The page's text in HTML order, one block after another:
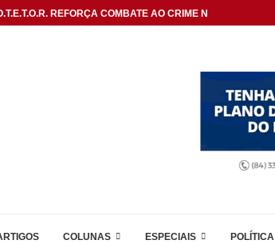
REFORÇA COMBATE AO CRIME NAS DIVISAS...
COLUNAS ESPECIAIS POLÍTICA